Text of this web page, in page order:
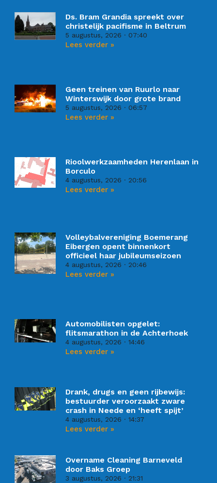
Ds. Bram Grandia spreekt over
christelijk pacifisme in Beltrum
5 augustus, 2026 07:40
Lees verder »
Geen treinen van Ruurlo naar
Winterswijk door grote brand
5 augustus, 2026 06:57
Lees verder »
Rioolwerkzaamheden Herenlaan in
Borculo
4 augustus, 2026 20:56
Lees verder »
Volleybalvereniging Boemerang
Eibergen opent binnenkort
officieel haar jubileumseizoen
4 augustus, 2026 20:46
Lees verder »
Automobilisten opgelet:
flitsmarathon in de Achterhoek
4 augustus, 2026 14:46
Lees verder »
Drank, drugs en geen rijbewijs:
bestuurder veroorzaakt zware
crash in Neede en ‘heeft spijt’
4 augustus, 2026 14:37
Lees verder »
Overname Cleaning Barneveld
door Baks Groep
3 augustus, 2026 21:31